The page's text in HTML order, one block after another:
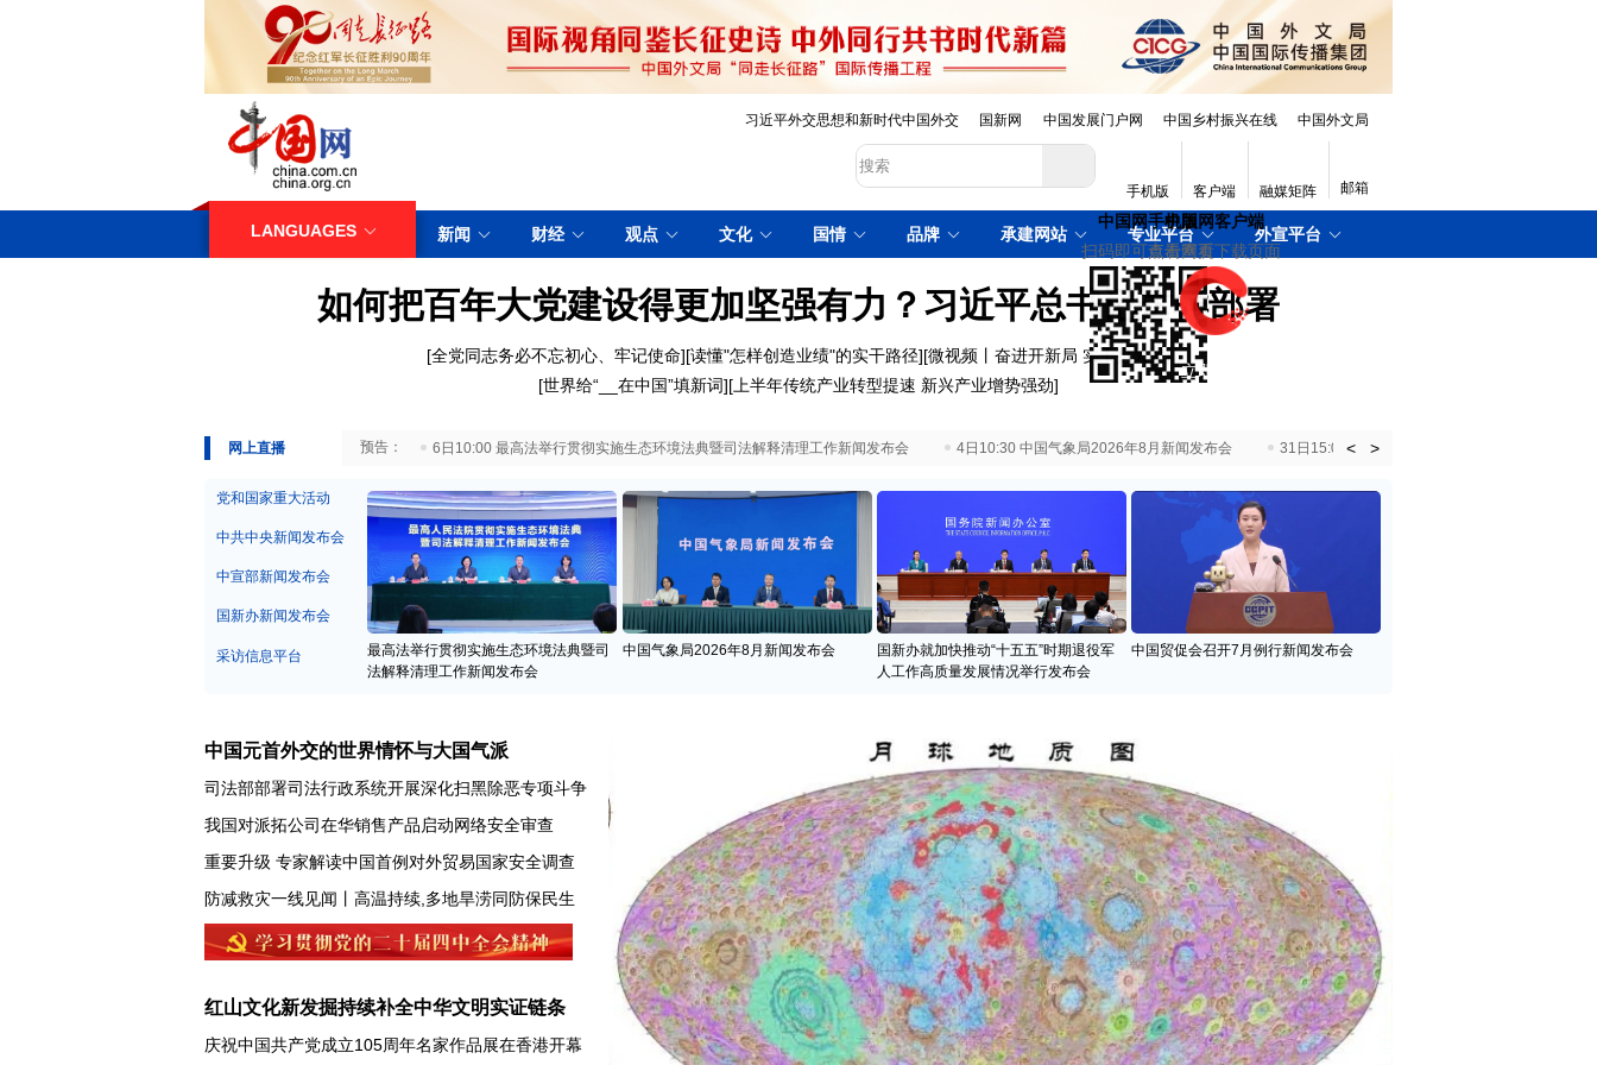
习近平外交思想和新时代中国外交 国新网 中国发展门户网 中国乡村振兴在线 中国外文局
手机版 客户端 融媒矩阵 邮箱
LANGUAGES 新闻 财经 观点 文化 国情 品牌 承建网站 专业平台 外宣平台
如何把百年大党建设得更加坚强有力？习近平总书记这样部署
[全党同志务必不忘初心、牢记使命][读懂"怎样创造业绩"的实干路径][微视频丨奋进开新局 实干挑大梁]
[世界给“__在中国”填新词][ 上半年传统产业转型提速 新兴产业增势强劲]
网上直播
29日10:00 国务院台湾事务办公室7月29日举行新闻发布会 6日10:00 最高法举行贯彻实施生态环境法典暨司法解释清理工作新闻发布会 4日10:30 中国气象局2026年8月新闻发布会 31日15:00 国新办就加快推动“十五五”时期退役
< >
党和国家重大活动
中共中央新闻发布会
中宣部新闻发布会
国新办新闻发布会
采访信息平台
最高法举行贯彻实施生态环境法典暨司
法解释清理工作新闻发布会
中国气象局2026年8月新闻发布会
国新办就加快推动“十五五”时期退役军
人工作高质量发展情况举行发布会
中国贸促会召开7月例行新闻发布会
中国元首外交的世界情怀与大国气派
司法部部署司法行政系统开展深化扫黑除恶专项斗争
我国对派拓公司在华销售产品启动网络安全审查
重要升级 专家解读中国首例对外贸易国家安全调查
红山文化新发掘持续补全中华文明实证链条
庆祝中国共产党成立105周年名家作品展在香港开幕
“荒岛改造”自由惬意？已触碰法律红线！案例解读